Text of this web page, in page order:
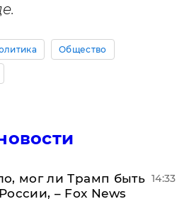
Общество
мог ли Трамп быть
– Fox News
14:33